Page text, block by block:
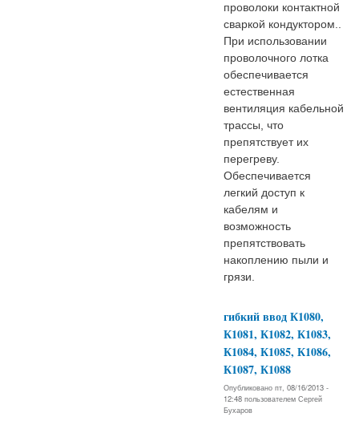
проволоки контактной
сваркой кондуктором..
При использовании
проволочного лотка
обеспечивается
естественная
вентиляция кабельной
трассы, что
препятствует их
перегреву.
Обеспечивается
легкий доступ к
кабелям и
возможность
препятствовать
накоплению пыли и
грязи.
гибкий ввод К1080,
К1081, К1082, К1083,
К1084, К1085, К1086,
К1087, К1088
Опубликовано пт, 08/16/2013 -
12:48 пользователем Сергей
Бухаров